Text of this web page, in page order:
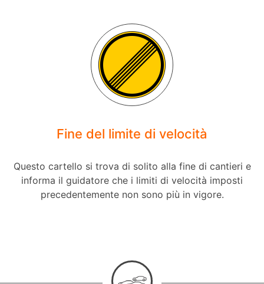
Fine del limite di velocità
Questo cartello si trova di solito alla fine di cantieri e
informa il guidatore che i limiti di velocità imposti
precedentemente non sono più in vigore.